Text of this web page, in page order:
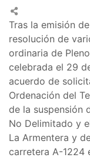
Tras la emisión
resolución de
ordinaria de
celebrada el 29
acuerdo de
Ordenación del
de la suspensión
No Delimitado y
La Armentera y
carretera A-1224